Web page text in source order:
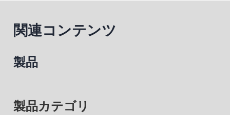
関連コンテンツ
製品
製品カテゴリ